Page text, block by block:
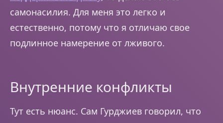
самонасилия. Для меня это легко и
естественно, потому что я отличаю свое
подлинное намерение от лживого.
Внутренние конфликты
Тут есть нюанс. Сам Гурджиев говорил, что